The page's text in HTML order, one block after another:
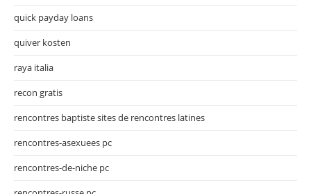
quick payday loans
quiver kosten
raya italia
recon gratis
rencontres baptiste sites de rencontres latines
rencontres-asexuees pc
rencontres-de-niche pc